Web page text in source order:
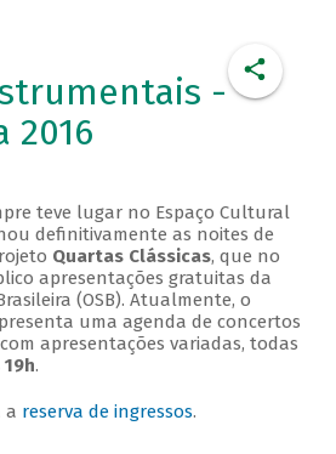
-
2016
teve lugar no Espaço Cultural
definitivamente as noites de
Quartas Clássicas, que no
apresentações gratuitas da
(OSB). Atualmente, o
uma agenda de concertos
apresentações variadas, todas
.
a reserva de ingressos.